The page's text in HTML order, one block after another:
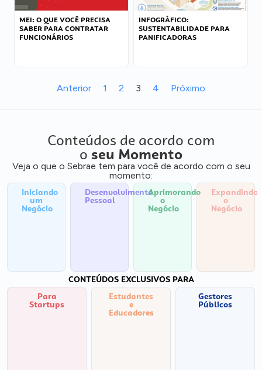
MEI: O QUE VOCÊ PRECISA
SABER PARA CONTRATAR
FUNCIONÁRIOS
INFOGRÁFICO:
SUSTENTABILIDADE PARA
PANIFICADORAS
Anterior 1 2 3 4 Próximo
Conteúdos de acordo com
o seu Momento
Veja o que o Sebrae tem para você de acordo com o seu
momento:
Iniciando
um
Negócio
Desenvolvimento
Pessoal
Aprimorando
o
Negócio
Expandindo
o
Negócio
CONTEÚDOS EXCLUSIVOS PARA
Para
Startups
Estudantes
e
Educadores
Gestores
Públicos